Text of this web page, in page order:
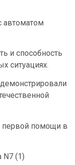
автоматом
и способность
ситуациях.
первой помощи в
N7 (1)